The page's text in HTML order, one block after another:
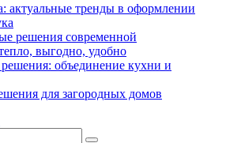
актуальные тренды в оформлении
решения современной
выгодно, удобно
объединение кухни и
для загородных домов